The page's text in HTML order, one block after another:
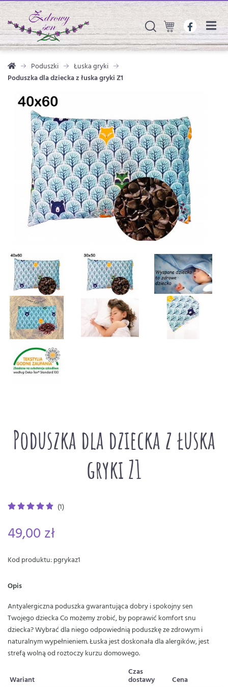
Poduszki
Łuska gryki
Poduszka dla dziecka z łuska gryki Z1
Poduszka dla dziecka z łuska
gryki Z1
(1)
49,00 zł
Kod produktu: pgrykaz1
Opis
Antyalergiczna poduszka gwarantująca dobry i spokojny sen
Twojego dziecka Co możemy zrobić, by poprawić komfort snu
dziecka? Wybrać dla niego odpowiednią poduszkę ze zdrowym i
naturalnym wypełnieniem. Łuska jest doskonała dla alergików, jest
strefą wolną od roztoczy kurzu domowego.
Wariant
Czas
dostawy
Cena